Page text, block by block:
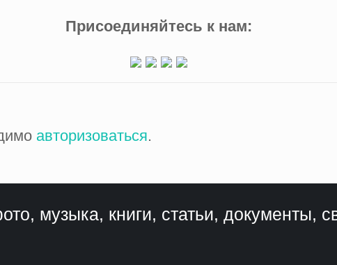
Присоединяйтесь к нам:
авторизоваться.
музыка, книги, статьи, документы,